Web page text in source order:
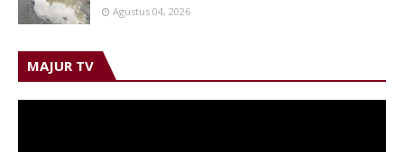
Agustus 04, 2026
MAJUR TV